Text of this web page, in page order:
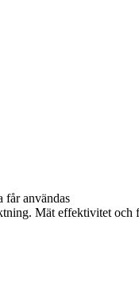
får användas
Mät effektivitet och